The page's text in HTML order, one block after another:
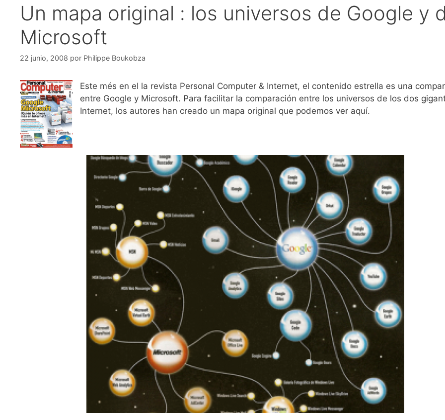
Un mapa original : los universos de Google y
Microsoft
22 junio, 2008 por Philippe Boukobza
Este més en el la revista Personal Computer & Internet, el contenido estrella es una
entre Google y Microsoft. Para facilitar la comparación entre los universos de los dos
Internet, los autores han creado un mapa original que podemos ver aquí.